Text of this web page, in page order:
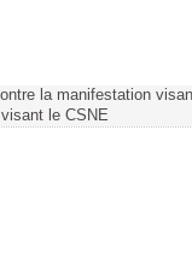
la manifestation
le CSNE